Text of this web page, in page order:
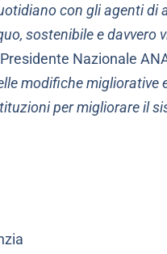
con gli agenti di
sostenibile e davvero
Nazionale
modifiche migliorative
per migliorare il